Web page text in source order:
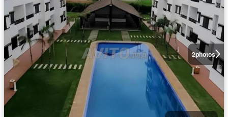
2photos